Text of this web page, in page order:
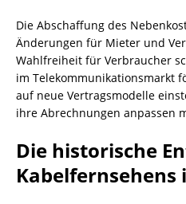
Die Abschaffung des
Änderungen für Mieter und
Wahlfreiheit für Verbraucher
im Telekommunikationsmarkt
auf neue Vertragsmodelle
ihre Abrechnungen anpassen
Die historische
Kabelfernsehens